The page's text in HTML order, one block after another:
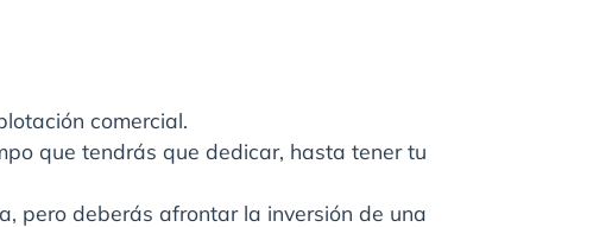
comercial.
que tendrás que dedicar, hasta tener tu
pero deberás afrontar la inversión de una